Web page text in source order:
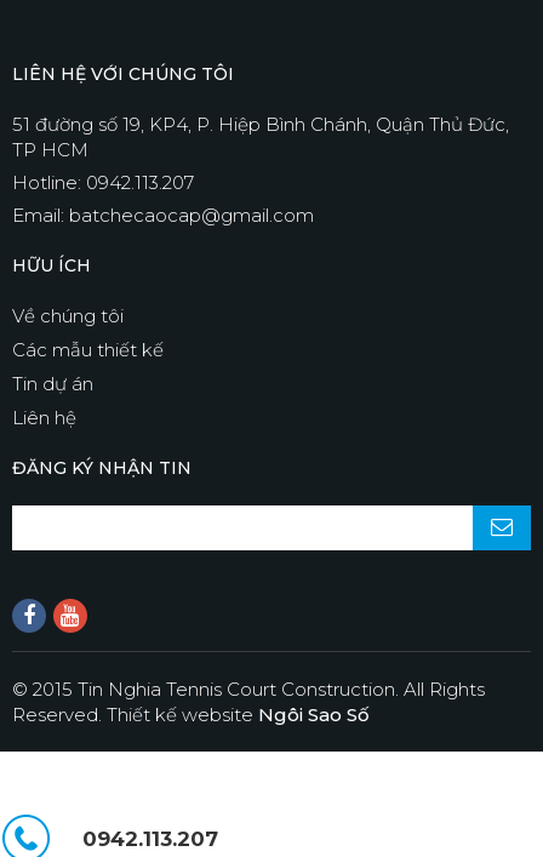
0942.113.207
LIÊN HỆ VỚI CHÚNG TÔI
51 đường số 19, KP4, P. Hiệp Bình Chánh, Quận Thủ Đức,
TP HCM
Hotline: 0942.113.207
Email: batchecaocap@gmail.com
HỮU ÍCH
Về chúng tôi
Các mẫu thiết kế
Tin dự án
Liên hệ
ĐĂNG KÝ NHẬN TIN
© 2015 Tin Nghia Tennis Court Construction. All Rights
Reserved. Thiết kế website Ngôi Sao Số